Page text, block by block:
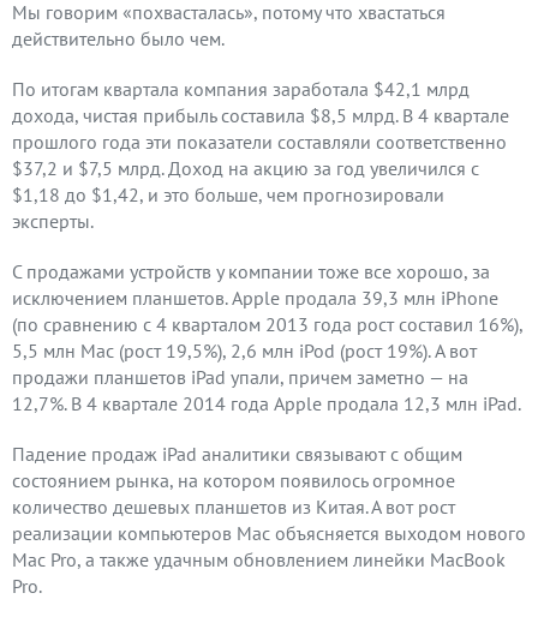
Мы говорим «похвасталась», потому что хвастаться
действительно было чем.
По итогам квартала компания заработала $42,1 млрд
дохода, чистая прибыль составила $8,5 млрд. В 4 квартале
прошлого года эти показатели составляли соответственно
$37,2 и $7,5 млрд. Доход на акцию за год увеличился с
$1,18 до $1,42, и это больше, чем прогнозировали
эксперты.
С продажами устройств у компании тоже все хорошо, за
исключением планшетов. Apple продала 39,3 млн iPhone
(по сравнению с 4 кварталом 2013 года рост составил 16%),
5,5 млн Mac (рост 19,5%), 2,6 млн iPod (рост 19%). А вот
продажи планшетов iPad упали, причем заметно — на
12,7%. В 4 квартале 2014 года Apple продала 12,3 млн iPad.
Падение продаж iPad аналитики связывают с общим
состоянием рынка, на котором появилось огромное
количество дешевых планшетов из Китая. А вот рост
реализации компьютеров Mac объясняется выходом нового
Mac Pro, а также удачным обновлением линейки MacBook
Pro.